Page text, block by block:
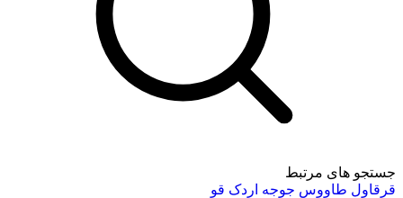
جستجو های مرتبط
قرقاول طاووس جوجهاردکقو